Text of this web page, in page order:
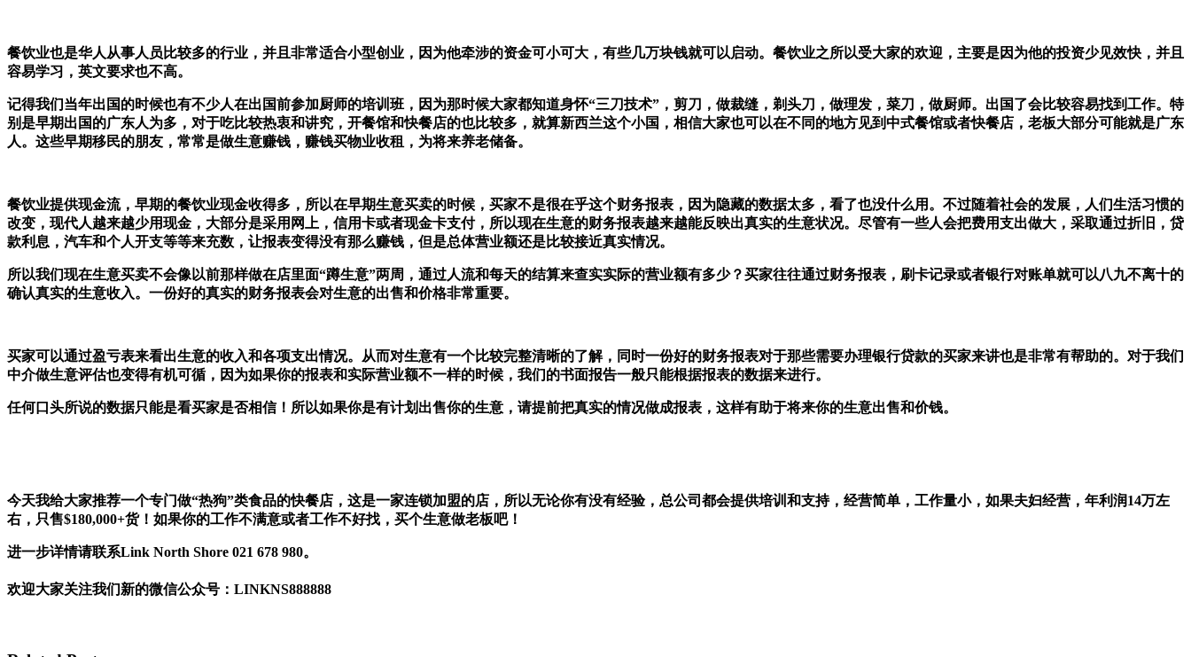
餐饮业也是华人从事人员比较多的行业，并且非常适合小型创业，因为他牵涉的资金可小可大，有些几万块钱就可以启动。餐饮业之所以受大家的欢迎，主要是因为他的投资少见效快，并且
容易学习，英文要求也不高。
记得我们当年出国的时候也有不少人在出国前参加厨师的培训班，因为那时候大家都知道身怀“三刀技术”，剪刀，做裁缝，剃头刀，做理发，菜刀，做厨师。出国了会比较容易找到工作。特
别是早期出国的广东人为多，对于吃比较热衷和讲究，开餐馆和快餐店的也比较多，就算新西兰这个小国，相信大家也可以在不同的地方见到中式餐馆或者快餐店，老板大部分可能就是广东
人。这些早期移民的朋友，常常是做生意赚钱，赚钱买物业收租，为将来养老储备。
餐饮业提供现金流，早期的餐饮业现金收得多，所以在早期生意买卖的时候，买家不是很在乎这个财务报表，因为隐藏的数据太多，看了也没什么用。不过随着社会的发展，人们生活习惯的
改变，现代人越来越少用现金，大部分是采用网上，信用卡或者现金卡支付，所以现在生意的财务报表越来越能反映出真实的生意状况。尽管有一些人会把费用支出做大，采取通过折旧，贷
款利息，汽车和个人开支等等来充数，让报表变得没有那么赚钱，但是总体营业额还是比较接近真实情况。
所以我们现在生意买卖不会像以前那样做在店里面“蹲生意”两周，通过人流和每天的结算来查实实际的营业额有多少？买家往往通过财务报表，刷卡记录或者银行对账单就可以八九不离十的
确认真实的生意收入。一份好的真实的财务报表会对生意的出售和价格非常重要。
买家可以通过盈亏表来看出生意的收入和各项支出情况。从而对生意有一个比较完整清晰的了解，同时一份好的财务报表对于那些需要办理银行贷款的买家来讲也是非常有帮助的。对于我们
中介做生意评估也变得有机可循，因为如果你的报表和实际营业额不一样的时候，我们的书面报告一般只能根据报表的数据来进行。
任何口头所说的数据只能是看买家是否相信！所以如果你是有计划出售你的生意，请提前把真实的情况做成报表，这样有助于将来你的生意出售和价钱。
今天我给大家推荐一个专门做“热狗”类食品的快餐店，这是一家连锁加盟的店，所以无论你有没有经验，总公司都会提供培训和支持，经营简单，工作量小，如果夫妇经营，年利润14万左
右，只售$180,000+货！如果你的工作不满意或者工作不好找，买个生意做老板吧！
进一步详情请联系Link North Shore 021 678 980。
欢迎大家关注我们新的微信公众号： LINKNS888888